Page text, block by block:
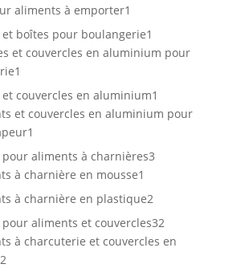
produit
aliments à emporter1
produit
et boîtes pour boulangerie1
produit
et couvercles en aluminium pour
1
produit
couvercles en aluminium1
produit
et couvercles en aluminium pour
1
produit
pour aliments à charnières33
à charnière en mousse1
produit
à charnière en plastique22
produits
aliments et couvercles3232
produits
à charcuterie et couvercles en
22